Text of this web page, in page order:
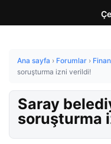
Ana sayfa › Forumlar ›
soruşturma izni verildi!
Saray
soruşturma